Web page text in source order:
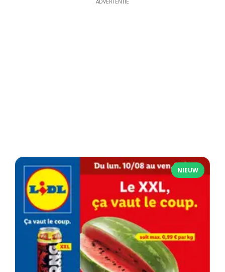
ADVERTENTIE
NIEUW